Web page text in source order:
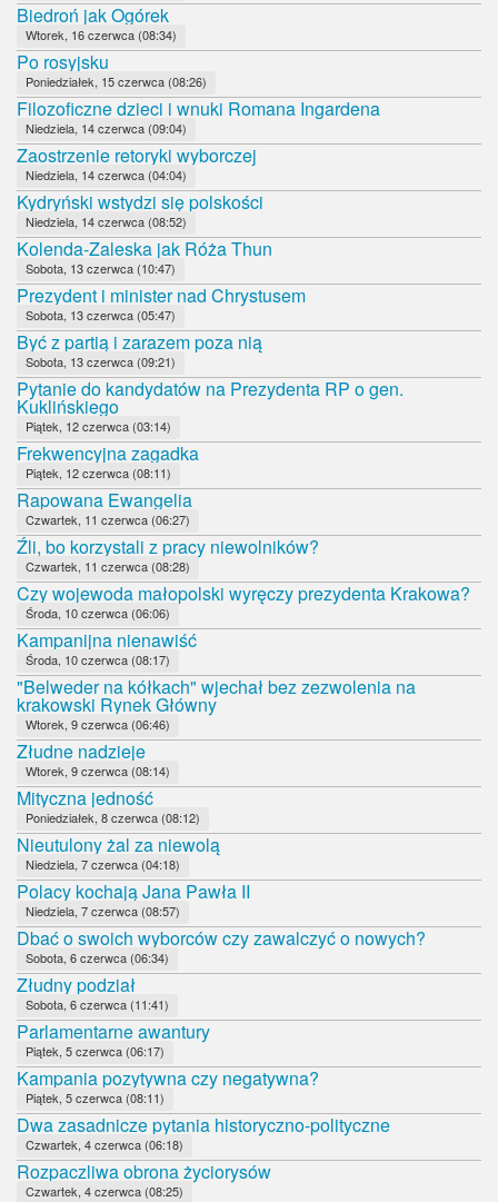
Biedroń jak Ogórek
Wtorek, 16 czerwca (08:34)
Po rosyjsku
Poniedziałek, 15 czerwca (08:26)
Filozoficzne dzieci i wnuki Romana Ingardena
Niedziela, 14 czerwca (09:04)
Zaostrzenie retoryki wyborczej
Niedziela, 14 czerwca (04:04)
Kydryński wstydzi się polskości
Niedziela, 14 czerwca (08:52)
Kolenda-Zaleska jak Róża Thun
Sobota, 13 czerwca (10:47)
Prezydent i minister nad Chrystusem
Sobota, 13 czerwca (05:47)
Być z partią i zarazem poza nią
Sobota, 13 czerwca (09:21)
Pytanie do kandydatów na Prezydenta RP o gen.
Kuklińskiego
Piątek, 12 czerwca (03:14)
Frekwencyjna zagadka
Piątek, 12 czerwca (08:11)
Rapowana Ewangelia
Czwartek, 11 czerwca (06:27)
Źli, bo korzystali z pracy niewolników?
Czwartek, 11 czerwca (08:28)
Czy wojewoda małopolski wyręczy prezydenta Krakowa?
Środa, 10 czerwca (06:06)
Kampanijna nienawiść
Środa, 10 czerwca (08:17)
"Belweder na kółkach" wjechał bez zezwolenia na
krakowski Rynek Główny
Wtorek, 9 czerwca (06:46)
Złudne nadzieje
Wtorek, 9 czerwca (08:14)
Mityczna jedność
Poniedziałek, 8 czerwca (08:12)
Nieutulony żal za niewolą
Niedziela, 7 czerwca (04:18)
Polacy kochają Jana Pawła II
Niedziela, 7 czerwca (08:57)
Dbać o swoich wyborców czy zawalczyć o nowych?
Sobota, 6 czerwca (06:34)
Złudny podział
Sobota, 6 czerwca (11:41)
Parlamentarne awantury
Piątek, 5 czerwca (06:17)
Kampania pozytywna czy negatywna?
Piątek, 5 czerwca (08:11)
Dwa zasadnicze pytania historyczno-polityczne
Czwartek, 4 czerwca (06:18)
Rozpaczliwa obrona życiorysów
Czwartek, 4 czerwca (08:25)